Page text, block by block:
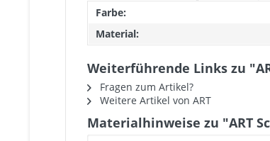
Farbe:
Material:
Weiterführende Links zu
Fragen zum Artikel?
Weitere Artikel von ART
Materialhinweise zu "ART